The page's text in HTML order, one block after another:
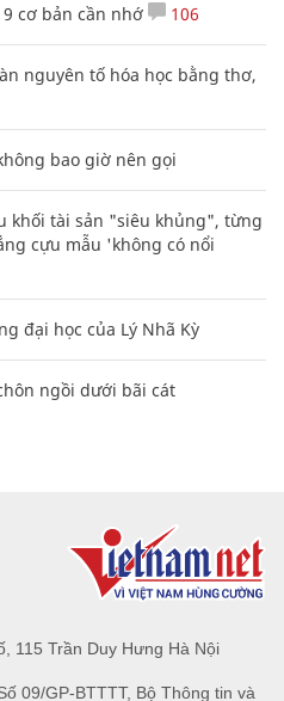
cơ bản cần nhớ 106
nguyên tố hóa học bằng thơ,
bao giờ nên gọi
khối tài sản "siêu khủng", từng
cựu mẫu 'không có nổi
đại học của Lý Nhã Kỳ
ngồi dưới bãi cát
115 Trần Duy Hưng Hà Nội
09/GP-BTTTT, Bộ Thông tin và